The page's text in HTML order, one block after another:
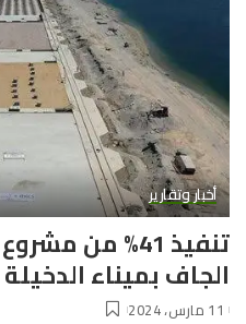
أخبار وتقارير
تنفيذ 41% من
الجاف بميناء
11 مارس، 2024